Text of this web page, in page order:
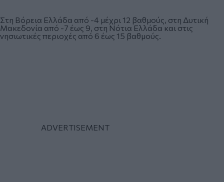
Στη Βόρεια Ελλάδα από -4 μέχρι 12 βαθμούς, στη Δυτική
Μακεδονία από -7 έως 9, στη Νότια Ελλάδα και στις
νησιωτικές περιοχές από 6 έως 15 βαθμούς.